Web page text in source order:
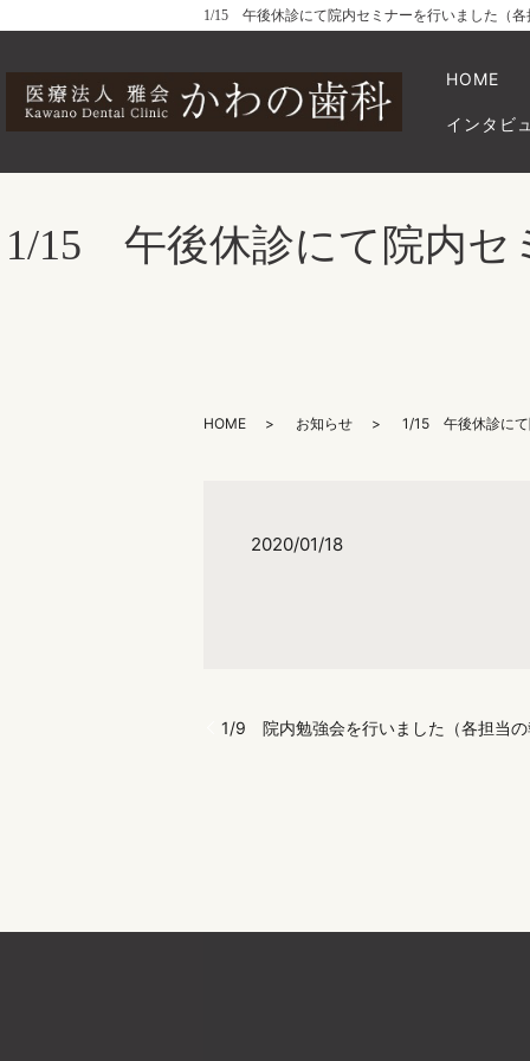
1/15 午後休診にて院内セミナーを行いました（
HOME
インタビ
1/15 午後休診にて院内セ
HOME お知らせ 1/15 午後休診にて
2020/01/18
1/9 院内勉強会を行いました（各担当